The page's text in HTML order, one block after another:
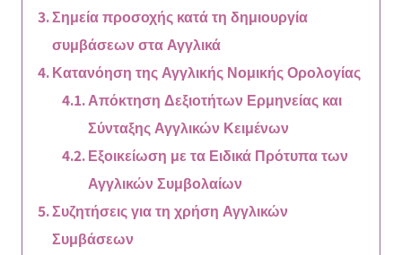
Σημεία προσοχής κατά τη δημιουργία
συμβάσεων στα Αγγλικά
Κατανόηση της Αγγλικής Νομικής Ορολογίας
Απόκτηση Δεξιοτήτων Ερμηνείας και
Σύνταξης Αγγλικών Κειμένων
Εξοικείωση με τα Ειδικά Πρότυπα των
Αγγλικών Συμβολαίων
Συζητήσεις για τη χρήση Αγγλικών
Συμβάσεων